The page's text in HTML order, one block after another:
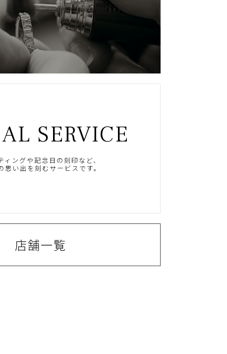
SERVICE
ィングや記念日の刻印など、
思い出を刻むサービスです。
店舗一覧